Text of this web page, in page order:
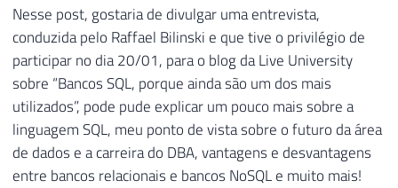
Nesse post, gostaria de divulgar uma entrevista,
conduzida pelo Raffael Bilinski e que tive o privilégio de
participar no dia 20/01, para o blog da Live University
sobre “Bancos SQL, porque ainda são um dos mais
utilizados”, pode pude explicar um pouco mais sobre a
linguagem SQL, meu ponto de vista sobre o futuro da área
de dados e a carreira do DBA, vantagens e desvantagens
entre bancos relacionais e bancos NoSQL e muito mais!